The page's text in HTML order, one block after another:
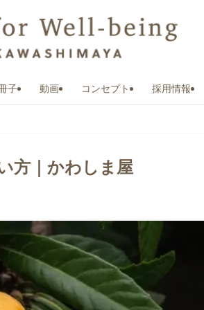
子 動画 コンセプト 採用情報
方｜かわしま屋